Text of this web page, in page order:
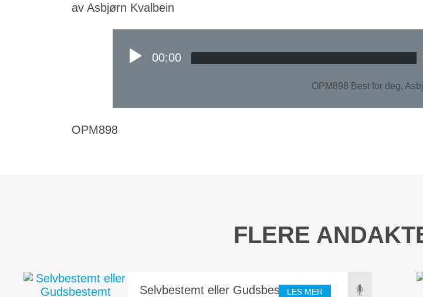
av Asbjørn Kvalbein
00:00
OPM898 Best for deg,
OPM898
FLERE
Selvbestemt eller GudsbestemtLES MER